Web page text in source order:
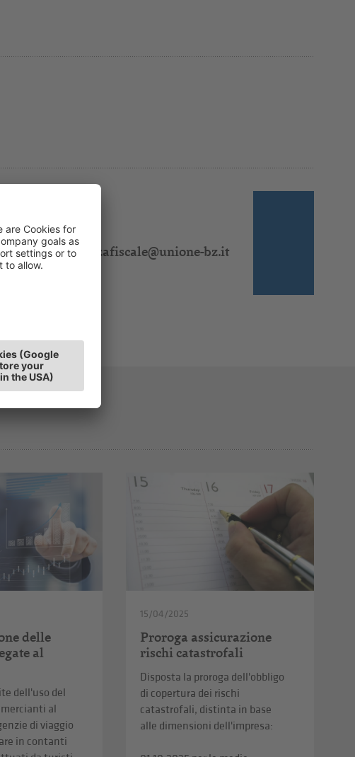
T: 0471 310 311
E-mail:consulenzafiscale@unione-bz.it
delle
al
dell'uso del
al
di viaggio
in contanti
15/04/2025
Proroga assicurazione
rischi catastrofali
Disposta la proroga dell'obbligo
di copertura dei rischi
catastrofali, distinta in base
alle dimensioni dell'impresa: